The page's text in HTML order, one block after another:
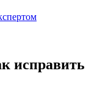
исправить